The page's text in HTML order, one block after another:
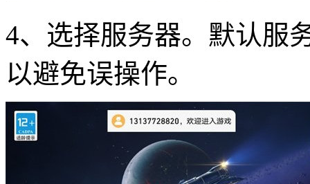
4、选择服务器。默认服
以避免误操作。